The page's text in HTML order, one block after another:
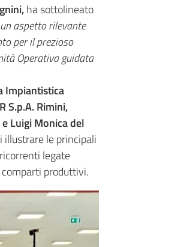
ha sottolineato
aspetto rilevante
per il prezioso
Operativa guidata
Impiantistica
S.p.A. Rimini,
Luigi Monica del
le principali
legate
produttivi.